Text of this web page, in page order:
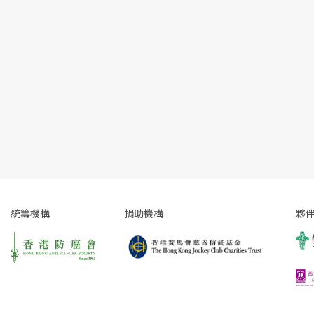
統籌機構 捐助機構 夥